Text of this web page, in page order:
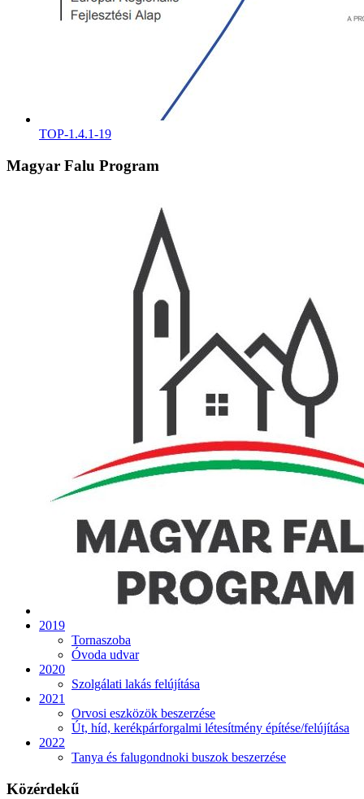
TOP-1.4.1-19
Magyar Falu Program
2019
Tornaszoba
Óvoda udvar
2020
Szolgálati lakás felújítása
2021
Orvosi eszközök beszerzése
Út, híd, kerékpárforgalmi létesítmény építése/felújítása
2022
Tanya és falugondnoki buszok beszerzése
Közérdekű